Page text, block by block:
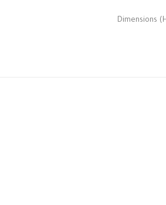
Dimensions